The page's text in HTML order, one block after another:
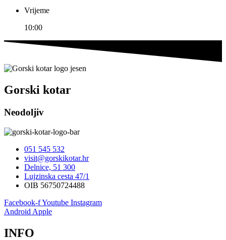
Vrijeme
10:00
Gorski kotar
Neodoljiv
051 545 532
visit@gorskikotar.hr
Delnice, 51 300
Lujzinska cesta 47/1
OIB 56750724488
Facebook-fYoutube Instagram
Android Apple
INFO